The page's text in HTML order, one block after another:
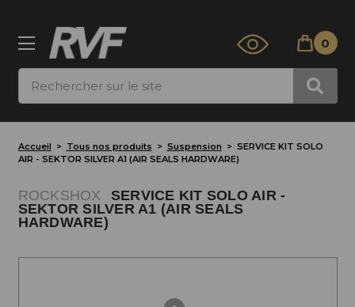
0
Accueil Tous nos produits Suspension
SERVICE KIT SOLO
AIR - SEKTOR SILVER A1 (AIR SEALS HARDWARE)
ROCKSHOX
SERVICE KIT SOLO AIR -
SEKTOR SILVER A1 (AIR SEALS
HARDWARE)